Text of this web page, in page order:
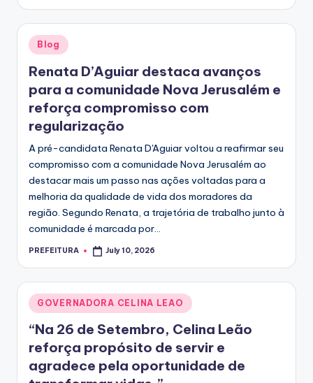
Posted
in
Blog
Renata D’Aguiar destaca avanços
para a comunidade Nova Jerusalém e
reforça compromisso com
regularização
A pré-candidata Renata D'Aguiar voltou a reafirmar seu
compromisso com a comunidade Nova Jerusalém ao
destacar mais um passo nas ações voltadas para a
melhoria da qualidade de vida dos moradores da
região. Segundo Renata, a trajetória de trabalho junto à
comunidade é marcada por...
Posted
PREFEITURA July 10, 2026
Posted
in
GOVERNADORA CELINA LEAO
“Na 26 de Setembro, Celina Leão
reforça propósito de servir e
agradece pela oportunidade de